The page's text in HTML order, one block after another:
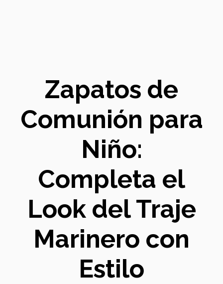
Zapatos de
Comunión para
Niño:
Completa el
Look del Traje
Marinero con
Estilo